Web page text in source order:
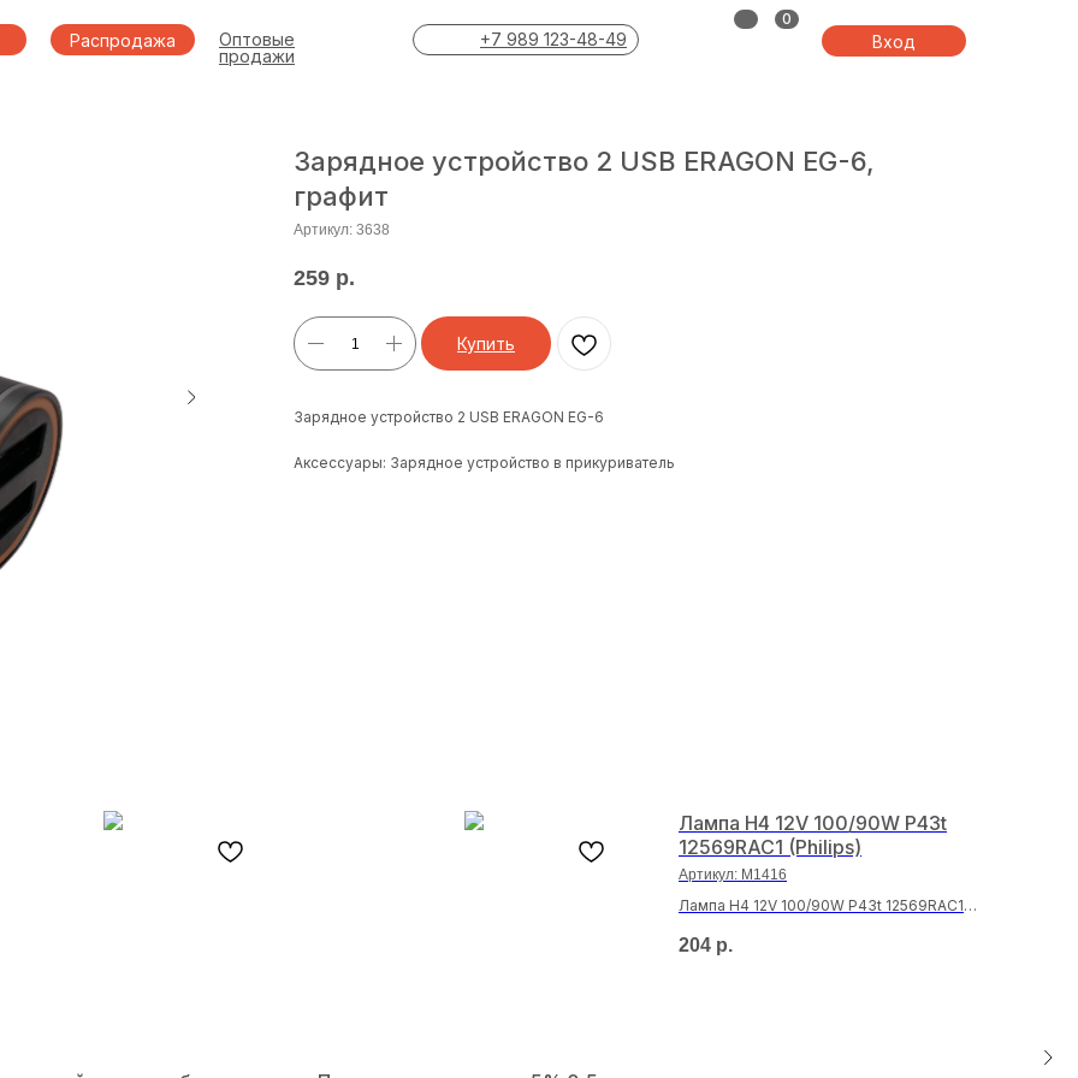
+7 989 123-48-49
0
Вход
Оптовые
продажи
Распродажа
Зарядное устройство 2 USB ERAGON EG-6,
графит
Артикул: 3638
259 р.
Купить
Зарядное устройство 2 USB ERAGON EG-6
Аксессуары: Зарядное устройство в прикуриватель
Лампа H4 12V 100/90W P43t
12569RAC1 (Philips)
Артикул: M1416
Лампа H4 12V 100/90W P43t 12569RAC1
204 р.